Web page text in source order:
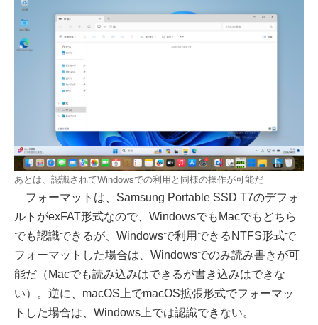
あとは、認識されてWindowsでの利用と同様の操作が可能だ
フォーマットは、Samsung Portable SSD T7のデフォ
ルトがexFAT形式なので、WindowsでもMacでもどちら
でも認識できるが、Windowsで利用できるNTFS形式で
フォーマットした場合は、Windowsでのみ読み書きが可
能だ（Macでも読み込みはできるが書き込みはできな
い）。逆に、macOS上でmacOS拡張形式でフォーマッ
トした場合は、Windows上では認識できない。